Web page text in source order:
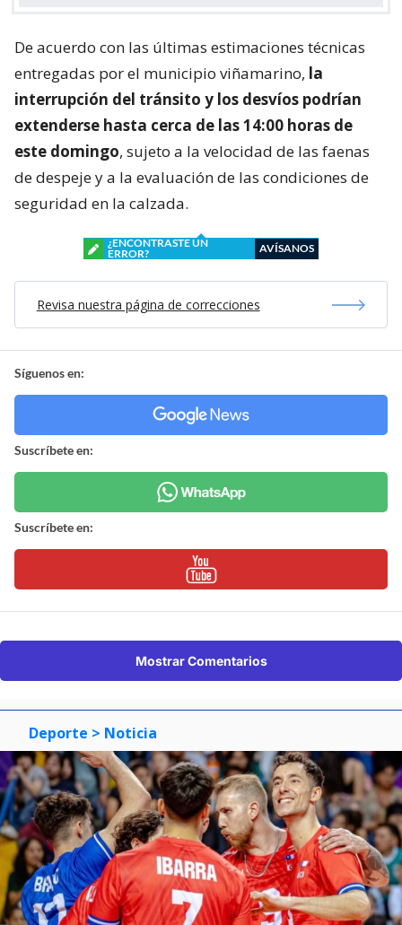
De acuerdo con las últimas estimaciones técnicas
entregadas por el municipio viñamarino, la
interrupción del tránsito y los desvíos podrían
extenderse hasta cerca de las 14:00 horas de
este domingo, sujeto a la velocidad de las faenas
de despeje y a la evaluación de las condiciones de
seguridad en la calzada.
¿ENCONTRASTE UN
ERROR?
AVÍSANOS
Revisa nuestra página de correcciones
Síguenos en:
Suscríbete en:
Suscríbete en:
Mostrar Comentarios
Deporte > Noticia